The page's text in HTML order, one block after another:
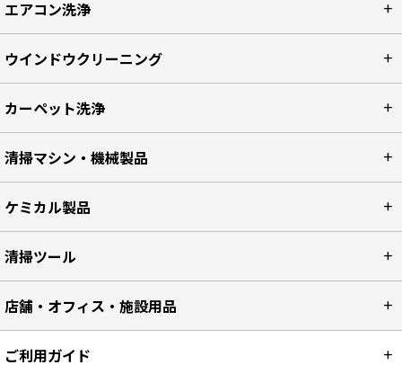
エアコン洗浄
ウインドウクリーニング
カーペット洗浄
清掃マシン・機械製品
ケミカル製品
清掃ツール
店舗・オフィス・施設用品
ご利用ガイド